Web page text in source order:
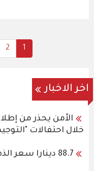
Current
page
1
All
2
اخر الاخبار
الأمن يحذر من
خلال احتفالات
88.7 دينارا سعر الذهب "عيار 21" في السوق المحلية